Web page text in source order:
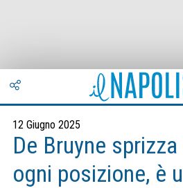
12 Giugno 2025
De Bruyne
ogni posizione, è